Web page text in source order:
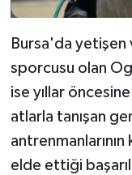
Bursa'da yetişen
sporcusu olan
ise yıllar
atlarla tanışan
antrenmanlarının
elde ettiği